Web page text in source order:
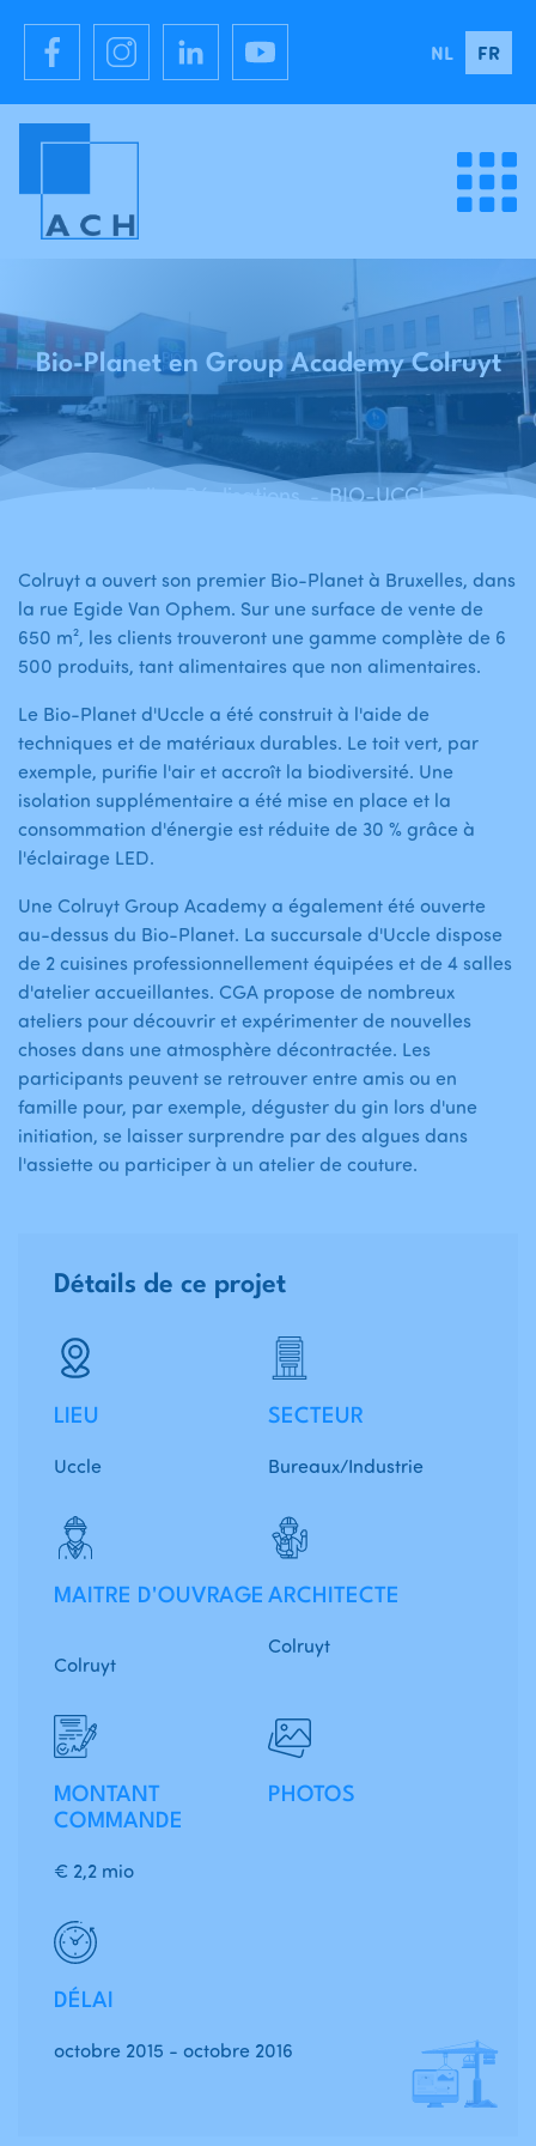
NL FR
Accueil Réalisations - BIO-UCCLE - Bio-Planet et Group Academy Colruyt - Uccle
Bio-Planet en Group Academy Colruyt
Colruyt a ouvert son premier Bio-Planet à Bruxelles, dans
la rue Egide Van Ophem. Sur une surface de vente de
650 m², les clients trouveront une gamme complète de 6
500 produits, tant alimentaires que non alimentaires.
Le Bio-Planet d'Uccle a été construit à l'aide de
techniques et de matériaux durables. Le toit vert, par
exemple, purifie l'air et accroît la biodiversité. Une
isolation supplémentaire a été mise en place et la
consommation d'énergie est réduite de 30 % grâce à
l'éclairage LED.
Une Colruyt Group Academy a également été ouverte
au-dessus du Bio-Planet. La succursale d'Uccle dispose
de 2 cuisines professionnellement équipées et de 4 salles
d'atelier accueillantes. CGA propose de nombreux
ateliers pour découvrir et expérimenter de nouvelles
choses dans une atmosphère décontractée. Les
participants peuvent se retrouver entre amis ou en
famille pour, par exemple, déguster du gin lors d'une
initiation, se laisser surprendre par des algues dans
l'assiette ou participer à un atelier de couture.
LIEU
Uccle
SECTEUR
Bureaux/Industrie
MAITRE D'OUVRAGE
Colruyt
ARCHITECTE
Colruyt
MONTANT
COMMANDE
€ 2,2 mio
DÉLAI
octobre 2015 - octobre 2016
PHOTOS
Détails de ce projet